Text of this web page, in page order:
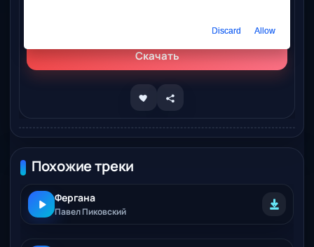
Скачать
Похожие треки
Фергана
Павел Пиковский
Discard Allow